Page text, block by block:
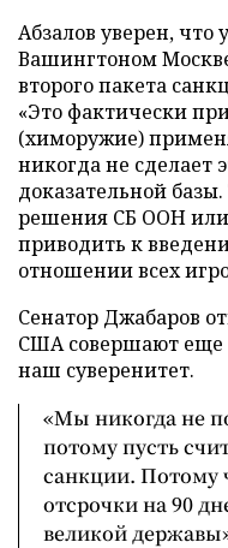
Абзалов уверен, что
Вашингтоном
второго пакета
«Это фактически
(химоружие)
никогда не сделает
доказательной
решения СБ ООН
приводить к
отношении всех
Сенатор Джабаров
США совершают еще
наш суверенитет.
«Мы никогда не
потому пусть
санкции. Потому
отсрочки на 90
великой